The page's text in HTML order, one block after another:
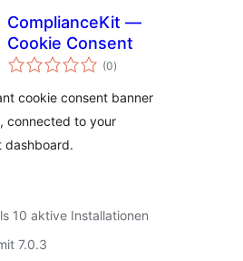
ComplianceKit —
Cookie Consent
(0Bewertungen
insgesamt
)
cookie consent banner
connected to your
dashboard.
10 aktive Installationen
7.0.3